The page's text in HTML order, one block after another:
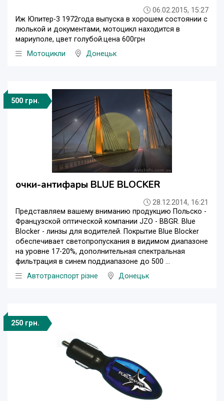
06.02.2015, 15:27
Иж Юпитер-3 1972года выпуска в хорошем состоянии с
люлькой и документами, мотоцикл находится в
мариуполе, цвет голубой.цена 600грн
Мотоцикли
Донецьк
500 грн.
очки-антифары BLUE BLOCKER
28.12.2014, 16:21
Представляем вашему вниманию продукцию Польско -
Французской оптической компании JZO - BBGR. Blue
Blocker - линзы для водителей. Покрытие Blue Blocker
обеспечивает светопропускания в видимом диапазоне
на уровне 17-20%, дополнительная спектральная
фильтрация в синем поддиапазоне до 500 ...
Автотранспорт різне
Донецьк
250 грн.